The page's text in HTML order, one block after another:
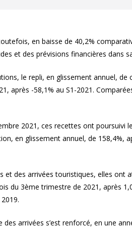
en baisse de 40,2%
et des prévisions financières dans
le repli, en glissement annuel, de
après -58,1% au S1-2021.
2021, ces recettes ont poursuivi
en glissement annuel, de 158,4%,
et des arrivées touristiques, elles ont
du 3ème trimestre de 2021, après
arrivées s’est renforcé, en une